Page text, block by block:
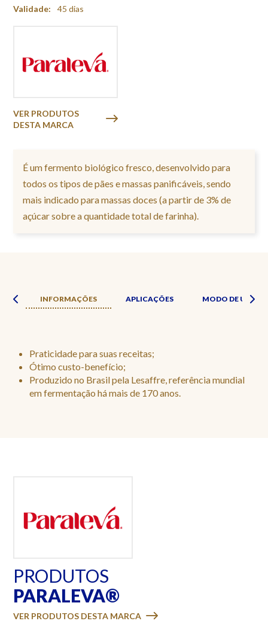
Validade:
45 dias
VER PRODUTOS
DESTA MARCA
É um fermento biológico fresco, desenvolvido para
todos os tipos de pães e massas panificáveis, sendo
mais indicado para massas doces (a partir de 3% de
açúcar sobre a quantidade total de farinha).
INFORMAÇÕES APLICAÇÕES MODO DE USO
Praticidade para suas receitas;
Ótimo custo-benefício;
Produzido no Brasil pela Lesaffre, referência mundial
em fermentação há mais de 170 anos.
PRODUTOS
PARALEVA®
VER PRODUTOS DESTA MARCA